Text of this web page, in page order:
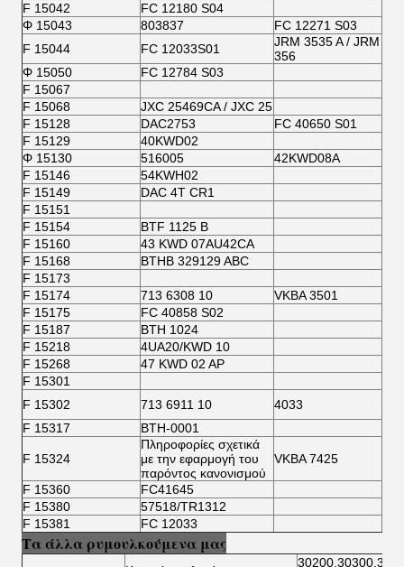
F 15042
FC 12180 S04
Φ 15043
803837
FC 12271 S03
F 15044
FC 12033S01
JRM 3535 A / JRM
356
Φ 15050
FC 12784 S03
F 15067
F 15068
JXC 25469CA / JXC 25
F 15128
DAC2753
FC 40650 S01
F 15129
40KWD02
Φ 15130
516005
42KWD08A
F 15146
54KWH02
F 15149
DAC 4T CR1
F 15151
F 15154
BTF 1125 Β
F 15160
43 KWD 07AU42CA
F 15168
BTHB 329129 ABC
F 15173
F 15174
713 6308 10 VKBA 3501
F 15175
FC 40858 S02
F 15187
BTH 1024
F 15218
4UA20/KWD 10
F 15268
47 KWD 02 AP
F 15301
F 15302
713 6911 10 4033
F 15317
BTH-0001
F 15324
Πληροφορίες σχετικά
με την εφαρμογή του
παρόντος κανονισμού
VKBA 7425
F 15360
FC41645
F 15380
57518/TR1312
F 15381
FC 12033
Τα άλλα ρυμουλκούμενα μας